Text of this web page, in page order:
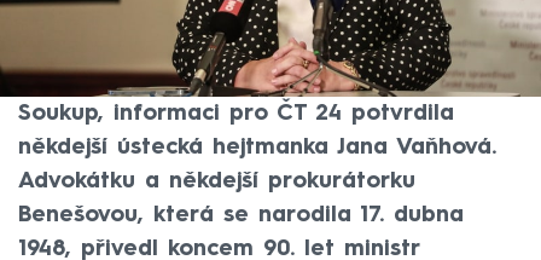
Zemřela bývalá ministryně spravedlnosti
Marie Benešová. Bylo jí 76 let. Na sociální
síti X to napsal předseda Rady ČTK David
Soukup, informaci pro ČT 24 potvrdila
někdejší ústecká hejtmanka Jana Vaňhová.
Advokátku a někdejší prokurátorku
Benešovou, která se narodila 17. dubna
1948, přivedl koncem 90. let ministr